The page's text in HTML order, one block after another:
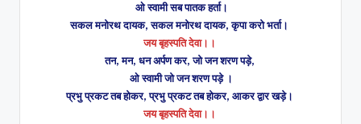
ओ स्वामी सब पातक हर्ता।
सकल मनोरथ दायक, सकल मनोरथ दायक, कृपा करो भर्ता।
जय बृहस्पति देवा।।
तन, मन, धन अर्पण कर, जो जन शरण पड़े,
ओ स्वामी जो जन शरण पड़े ।
प्रभु प्रकट तब होकर, प्रभु प्रकट तब होकर, आकर द्वार खड़े।
जय बृहस्पति देवा।।